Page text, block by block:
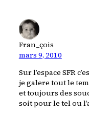
Fran_çois
mars 9, 2010
Sur l’espace SFR
je galere tout le
et toujours des
soit pour le tel ou